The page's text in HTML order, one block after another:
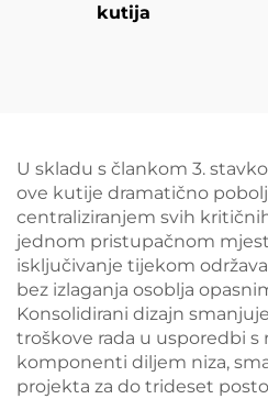
kutija
U skladu s člankom 3.
ove kutije dramatično
centraliziranjem svih
jednom pristupačnom
isključivanje tijekom
bez izlaganja osoblja
Konsolidirani dizajn
troškove rada u usporedbi
komponenti diljem niza,
projekta za do trideset